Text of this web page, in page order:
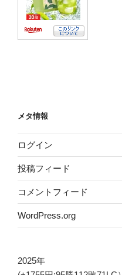
メタ情報
ログイン
投稿フィード
コメントフィード
WordPress.org
2025年